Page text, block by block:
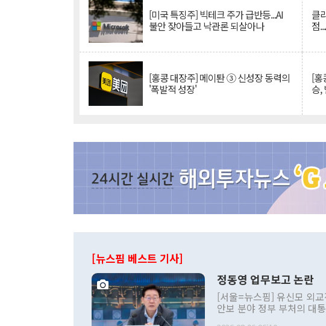
[미국 특징주] 빅테크 주가 급반등...AI
불안 잦아들고 낙관론 되살아나
클
점
[홍콩 대장주] 메이퇀 ③ 신성장 동력의
'폭발적 성장'
[홍
승,
[뉴스핌 베스트 기사]
정동영 업무보고 논란
[서울=뉴스핌] 유신모 외
안보 분야 정부 부처의 대